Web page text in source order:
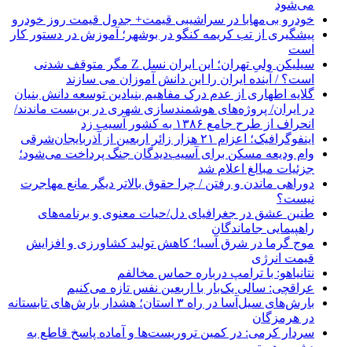
می‌شود
خودرو بی‌مهابا در سراشیبی قیمت+ جدول قیمت روز خودرو
پیشگیری از تب کریمه کنگو در بوشهر؛ آموزش در دستور کار
است
سیلیکن ولیِ تهران؛ این ایران نسل Z مگر متوقف شدنی
است؟ / آینده ایران را این دانش آموزان می سازند
گلایه اطهاری از عدم درک مفاهیم بنیادین توسعه دانش بنیان
در ایران/ پروژه‌های هوشمندسازی شهری در بن‌بست ماندند/
انحراف از طرح جامع ۱۳۸۶ به کشور آسیب زد
اینفوگرافیک؛ اعزام ۲۱ هزار زائر اربعین از آذربایجان‌شرقی
وام ودیعه مسکن برای آسیب‌دیدگان جنگ پرداخت می‌شود؛
جزئیات مبالغ اعلام شد
دوراهی ماندن و رفتن / چرا حقوق بالاتر دیگر مانع مهاجرت
نیست؟
طنین عشق در جغرافیای دل/حیات معنوی و برنامه‌های
راهپیمایی جاماندگان
موج گرما در شرق آسیا؛ کاهش تولید کشاورزی و افزایش
قیمت انرژی
نتانیاهو: با ترامپ درباره حماس مخالفم
عراقچی: سالی یک‌بار با اربعین نفس تازه می‌کنیم
بارش‌های سیل‌آسا در راه ۳ استان؛ هشدار بارش‌های تابستانه
در هرمزگان
سردار کرمی: در کمین تروریست‌ها و آماده پاسخ قاطع به